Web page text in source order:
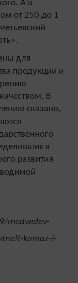
А в
от 250 до 1
для
продукции и
В
сказано,
в
развития
medvedev-
kamaz-i-